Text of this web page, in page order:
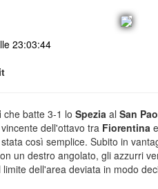
23:03:44
che batte 3-1 lo Spezia al San
dell'ottavo tra Fiorentina e
così semplice. Subito in
un destro angolato, gli azzurri
dell'area deviata in modo